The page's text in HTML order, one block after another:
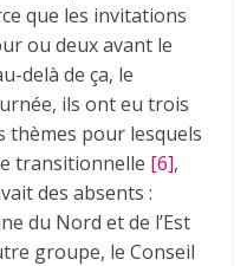
que les invitations
ou deux avant le
delà de ça, le
ils ont eu trois
thèmes pour lesquels
transitionnelle [6],
des absents :
du Nord et de l’Est
groupe, le Conseil